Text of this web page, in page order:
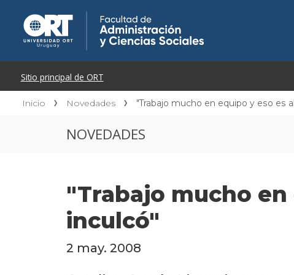
Inicio Novedades "Trabajo mucho en equipo y eso es
NOVEDADES
"Trabajo mucho en
inculcó"
2 may. 2008